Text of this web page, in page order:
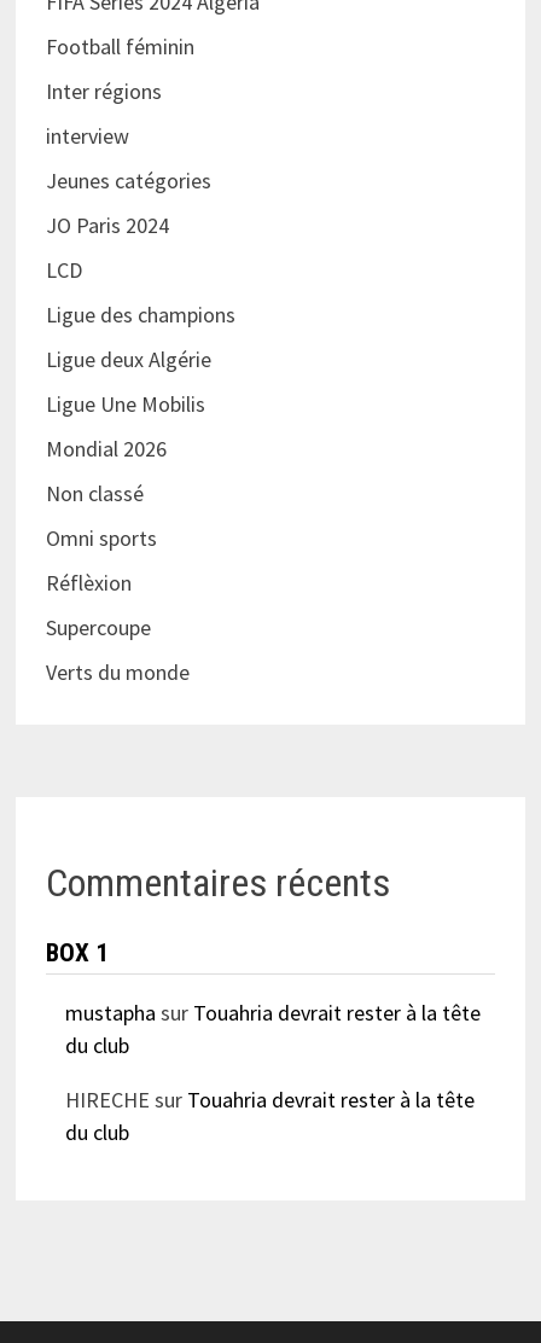
Football féminin
Inter régions
interview
Jeunes catégories
JO Paris 2024
LCD
Ligue des champions
Ligue deux Algérie
Ligue Une Mobilis
Mondial 2026
Non classé
Omni sports
Réflèxion
Supercoupe
Verts du monde
Commentaires récents
BOX 1
mustapha sur Touahria devrait rester à la tête
du club
HIRECHE sur Touahria devrait rester à la tête
du club